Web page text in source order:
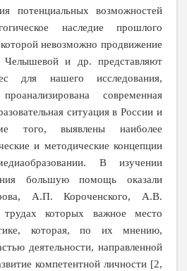
потенциальных возможностей
наследие прошлого
невозможно продвижение
и др. представляют
для нашего исследования,
современная
ситуация в России и
того, выявлены наиболее
и методические концепции
В изучении
большую помощь оказали
А.П. Короченского, А.В.
которых важное место
которая, по их мнению,
деятельности, направленной
компетентной личности [2,